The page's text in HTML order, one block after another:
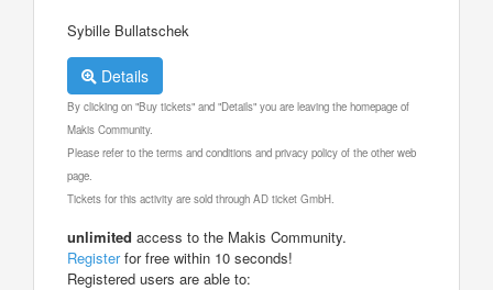
Sybille Bullatschek
Details
By clicking on "Buy tickets" and "Details" you are leaving the homepage of
Makis Community.
Please refer to the terms and conditions and privacy policy of the other web
page.
Tickets for this activity are sold through AD ticket GmbH.
unlimited access to the Makis Community.
Registerfor free within 10 seconds!
Registered users are able to: